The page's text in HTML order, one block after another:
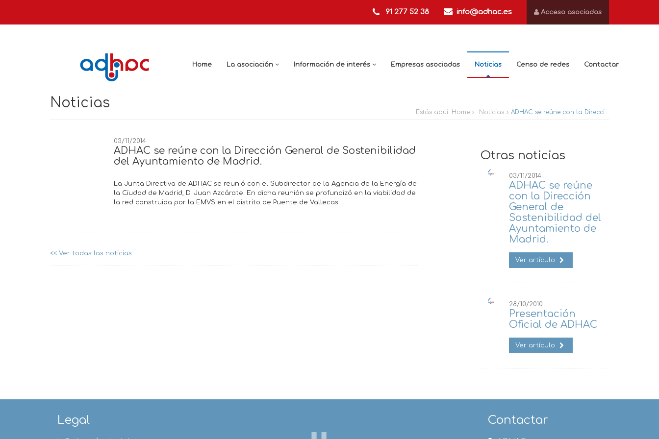
Acceso asociados
91 277 52 38 info@adhac.es
Home La asociación Información de interés Empresas asociadas Noticias Censo de redes Contactar
Noticias
Estás aquí: Home Noticias ADHAC se reúne con la Dirección General de Sostenibilidad del Ayuntamiento de Madrid.
03/11/2014
ADHAC se reúne con la Dirección General de Sostenibilidad
del Ayuntamiento de Madrid.
La Junta Directiva de ADHAC se reunió con el Subdirector de la Agencia de la Energía de
la Ciudad de Madrid, D. Juan Azcárate. En dicha reunión se profundizó en la viabilidad de
la red construida por la EMVS en el distrito de Puente de Vallecas.
<< Ver todas las noticias
Otras noticias
03/11/2014
ADHAC se reúne
con la Dirección
General de
Sostenibilidad del
Ayuntamiento de
Madrid.
Ver artículo
28/10/2010
Presentación
Oficial de ADHAC
Ver artículo
Legal Contactar